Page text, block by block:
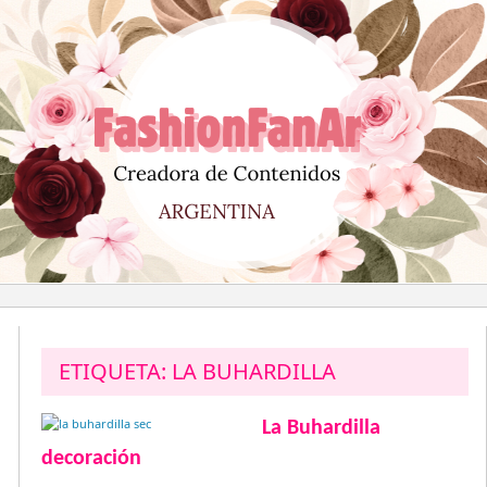
al
contenido
ETIQUETA: LA BUHARDILLA
La Buhardilla
decoración